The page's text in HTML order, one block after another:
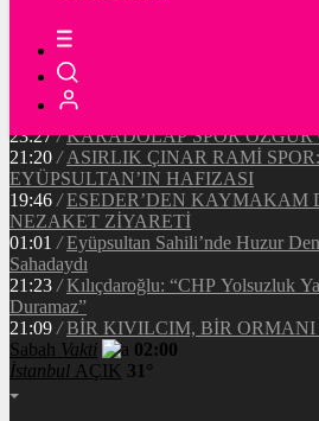
/ MHP EYÜPSULTAN
13:33
/ BAŞKAN DR. MİTHAT
KAMUOYUNA AÇIKLAMA
Makyaj Sanatçısı Uzay Damla
Başarılarıyla Türkiye’yi Temsil Ediyor
23:27 / KARADOLAP SPOR
21:20 / ASIRLIK ÇINAR RAMİ
EYÜPSULTAN’IN HAFIZASI
19:46 / ESEDER’DEN KAYMAKAM
NEZAKET ZİYARETİ
01:01 / Eyüpsultan Sahili’nde Huzur
Sahadaydı
21:23 / Kılıçdaroğlu: “CHP Yolsuzluk
Duramaz”
21:09 / BİR KIVILCIM, BİR
Sabah Vakti
02:00
İstanbul AÇIK 31°